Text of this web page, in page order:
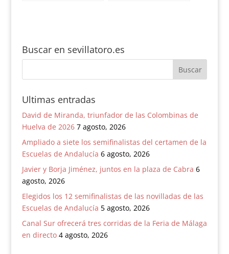
Buscar en sevillatoro.es
Ultimas entradas
David de Miranda, triunfador de las Colombinas de
Huelva de 2026 7 agosto, 2026
Ampliado a siete los semifinalistas del certamen de la
Escuelas de Andalucía 6 agosto, 2026
Javier y Borja Jiménez, juntos en la plaza de Cabra 6
agosto, 2026
Elegidos los 12 semifinalistas de las novilladas de las
Escuelas de Andalucía 5 agosto, 2026
Canal Sur ofrecerá tres corridas de la Feria de Málaga
en directo 4 agosto, 2026